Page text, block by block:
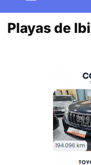
Playas de